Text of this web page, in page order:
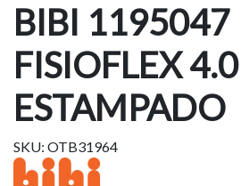
BIBI 1195047
FISIOFLEX
ESTAMPADO
SKU: OTB31964